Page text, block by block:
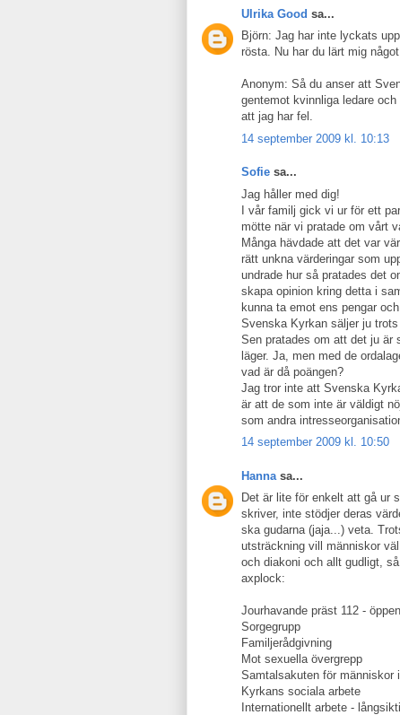
Ulrika Good sa...
Björn: Jag har inte lyckats
rösta. Nu har du lärt mig
Anonym: Så du anser att
gentemot kvinnliga ledare
att jag har fel.
14 september 2009 kl. 10:13
Sofie sa...
Jag håller med dig!
I vår familj gick vi ur för ett
mötte när vi pratade om vårt
Många hävdade att det var
rätt unkna värderingar som
undrade hur så pratades det
skapa opinion kring detta i
kunna ta emot ens pengar
Svenska Kyrkan säljer ju
Sen pratades om att det ju är
läger. Ja, men med de
vad är då poängen?
Jag tror inte att Svenska
är att de som inte är väldigt
som andra
14 september 2009 kl. 10:50
Hanna sa...
Det är lite för enkelt att gå ur
skriver, inte stödjer deras
ska gudarna (jaja...) veta.
utsträckning vill människor
och diakoni och allt gudligt,
axplock:
Jourhavande präst 112 -
Sorgegrupp
Familjerådgivning
Mot sexuella övergrepp
Samtalsakuten för människor
Kyrkans sociala arbete
Internationellt arbete -